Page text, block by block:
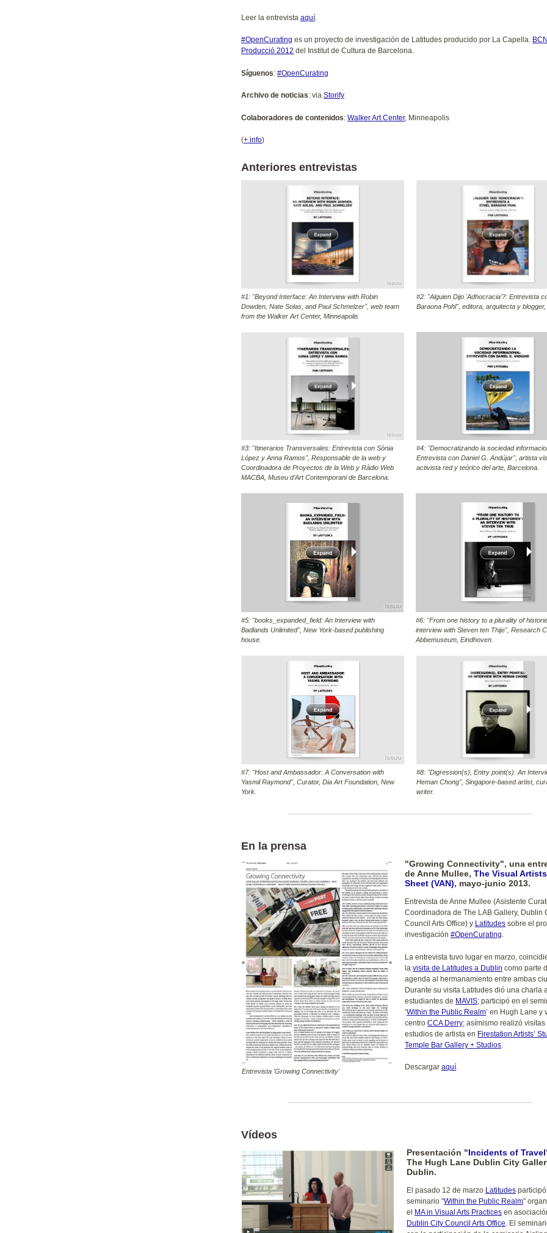
Leer la entrevista aquí
#OpenCurating es un proyecto de investigación de Latitudes producido por La Capella. BCN
Producció 2012 del Institut de Cultura de Barcelona.
Síguenos: #OpenCurating
Archivo de noticias: via Storify
Colaboradores de contenidos: Walker Art Center, Minneapolis
(+ info)
Anteriores entrevistas
#1: "Beyond Interface: An Interview with Robin
Dowden, Nate Solas, and Paul Schmelzer", web team
from the Walker Art Center, Minneapolis
#2: "Alguien Dijo 'Adhocracia'?: Entrevista
Baraona Pohl", editora, arquitecta y blogger,
#3: "Itinerarios Transversales: Entrevista con Sònia
López y Anna Ramos", Responsable de la web y
Coordinadora de Proyectos de la Web y Ràdio Web
MACBA, Museu d’Art Contemporani de Barcelona.
#4: "Democratizando la sociedad
Entrevista con Daniel G. Andújar", artista
activista red y teórico del arte, Barcelona.
#5: "books_expanded_field: An Interview with
Badlands Unlimited", New York-based publishing
house.
#6: "From one history to a plurality of
interview with Steven ten Thije", Research
Abbemuseum, Eindhoven.
#7: "Host and Ambassador: A Conversation with
Yasmil Raymond", Curator, Dia Art Foundation, New
York.
#8: "Digression(s), Entry point(s): An
Heman Chong", Singapore-based artist,
writer.
En la prensa
Entrevista 'Growing Connectivity'
"Growing Connectivity", una
deAnne Mullee, The Visual
Sheet (VAN), mayo-junio 2013.
Entrevista de Anne Mullee (Asistente
Coordinadora de The LAB Gallery, Dublin
Council Arts Office) y Latitudes sobre el
investigación #OpenCurating.
La entrevista tuvo lugar en marzo,
la visita de Latitudes a Dublin como parte
agenda al hermanamiento entre ambas
Durante su visita Latitudes dió una charla
estudiantes de MAVIS; participó en el
‘Within the Public Realm’ en Hugh Lane y
centro CCA Derry; asímismo realizó visitas
estudios de artista en Firestation Artists’
Temple Bar Gallery + Studios
Descargar aquí.
Vídeos
Presentación "Incidents of Travel
The Hugh Lane Dublin City
Dublin.
El pasado 12 de marzo Latitudes participó
seminario "Within the Public Realm"
el
MA in Visual Arts Practices en
Dublin City Council Arts Office. El